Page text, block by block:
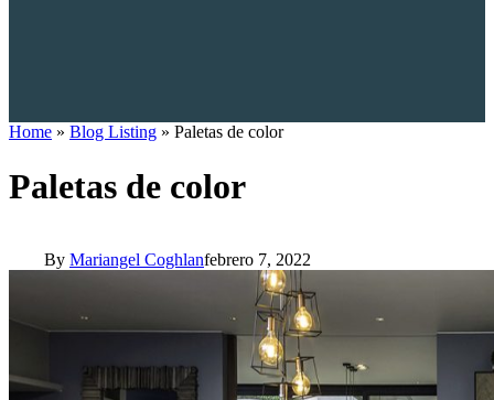
Home » Blog Listing » Paletas de color
Paletas de color
By Mariangel Coghlanfebrero 7, 2022